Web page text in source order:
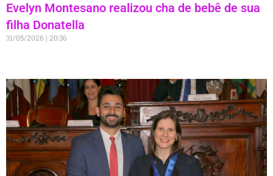
Evelyn Montesano realizou cha de bebê de sua
filha Donatella
31/05/2026 20:36